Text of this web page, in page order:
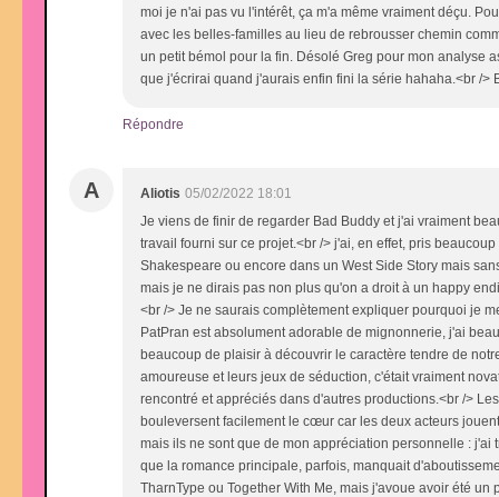
moi je n'ai pas vu l'intérêt, ça m'a même vraiment déçu.
avec les belles-familles au lieu de rebrousser chemin
un petit bémol pour la fin. Désolé Greg pour mon analyse
que j'écrirai quand j'aurais enfin fini la série hahaha.<br />
Répondre
A Aliotis 05/02/2022 18:01
Je viens de finir de regarder Bad Buddy et j'ai vraiment
travail fourni sur ce projet.<br /> j'ai, en effet, pris
Shakespeare ou encore dans un West Side Story mais
mais je ne dirais pas non plus qu'on a droit à un happy
<br /> Je ne saurais complètement expliquer pourquoi je
PatPran est absolument adorable de mignonnerie, j'ai
beaucoup de plaisir à découvrir le caractère tendre de
amoureuse et leurs jeux de séduction, c'était vraiment
rencontré et appréciés dans d'autres productions.<br />
bouleversent facilement le cœur car les deux acteurs
mais ils ne sont que de mon appréciation personnelle :
que la romance principale, parfois, manquait
TharnType ou Together With Me, mais j'avoue avoir été